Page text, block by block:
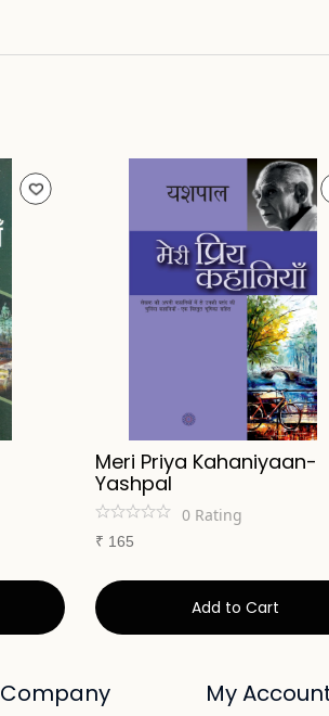
Meri Priya Kahaniyaan-
Yashpal
0 Rating
₹ 165
Add to Cart
Company My